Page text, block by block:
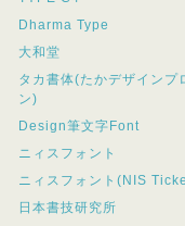
Dharma Type
大和堂
タカ書体(たかデザインプ
ン)
Design筆文字Font
ニィスフォント
ニィスフォント(NIS
日本書技研究所